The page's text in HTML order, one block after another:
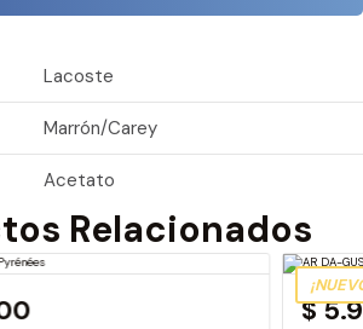
Lacoste
Marrón/Carey
Acetato
Relacionados
$